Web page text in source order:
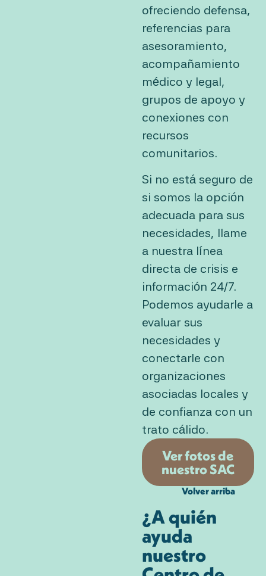
ofreciendo defensa,
referencias para
asesoramiento,
acompañamiento
médico y legal,
grupos de apoyo y
conexiones con
recursos
comunitarios.
Si no está seguro de
si somos la opción
adecuada para sus
necesidades, llame
a nuestra línea
directa de crisis e
información 24/7.
Podemos ayudarle a
evaluar sus
necesidades y
conectarle con
organizaciones
asociadas locales y
de confianza con un
trato cálido.
Ver fotos de
nuestro SAC
Volver arriba
¿A quién
ayuda
nuestro